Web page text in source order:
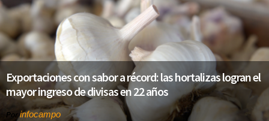
Exportaciones con sabor a récord: las hortalizas logran el
mayor ingreso de divisas en 22 años
Porinfocampo